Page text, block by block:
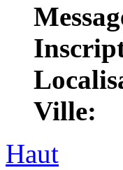
Ville:
Haut